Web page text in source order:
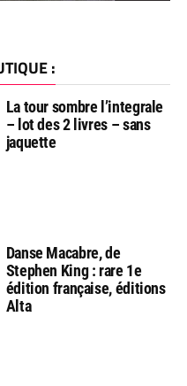
:
La tour sombre l’integrale
– lot des 2 livres – sans
jaquette
Danse Macabre, de
Stephen King : rare 1e
édition française, éditions
Alta